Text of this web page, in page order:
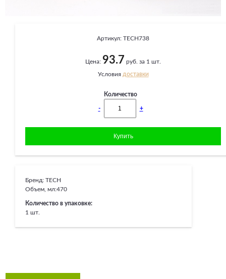
Артикул: TECH738
Цена: 93.7 руб. за 1 шт.
Условия доставки
Количество
- +
Бренд: TECH
Объем, мл:470
Количество в упаковке:
1 шт.